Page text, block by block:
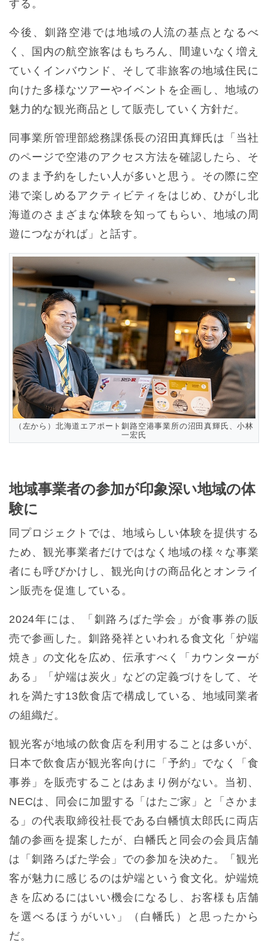
する。
今後、釧路空港では地域の人流の基点となるべ
く、国内の航空旅客はもちろん、間違いなく増え
ていくインバウンド、そして非旅客の地域住民に
向けた多様なツアーやイベントを企画し、地域の
魅力的な観光商品として販売していく方針だ。
同事業所管理部総務課係長の沼田真輝氏は「当社
のページで空港のアクセス方法を確認したら、そ
のまま予約をしたい人が多いと思う。その際に空
港で楽しめるアクティビティをはじめ、ひがし北
海道のさまざまな体験を知ってもらい、地域の周
遊につながれば」と話す。
（左から）北海道エアポート釧路空港事業所の沼田真輝氏、小林
一宏氏
地域事業者の参加が印象深い地域の体
験に
同プロジェクトでは、地域らしい体験を提供する
ため、観光事業者だけではなく地域の様々な事業
者にも呼びかけし、観光向けの商品化とオンライ
ン販売を促進している。
2024年には、「釧路ろばた学会」が食事券の販
売で参画した。釧路発祥といわれる食文化「炉端
焼き」の文化を広め、伝承すべく「カウンターが
ある」「炉端は炭火」などの定義づけをして、そ
れを満たす13飲食店で構成している、地域同業者
の組織だ。
観光客が地域の飲食店を利用することは多いが、
日本で飲食店が観光客向けに「予約」でなく「食
事券」を販売することはあまり例がない。当初、
NECは、同会に加盟する「はたご家」と「さかま
る」の代表取締役社長である白幡慎太郎氏に両店
舗の参画を提案したが、白幡氏と同会の会員店舗
は「釧路ろばた学会」での参加を決めた。「観光
客が魅力に感じるのは炉端という食文化。炉端焼
きを広めるにはいい機会になるし、お客様も店舗
を選べるほうがいい」（白幡氏）と思ったから
だ。